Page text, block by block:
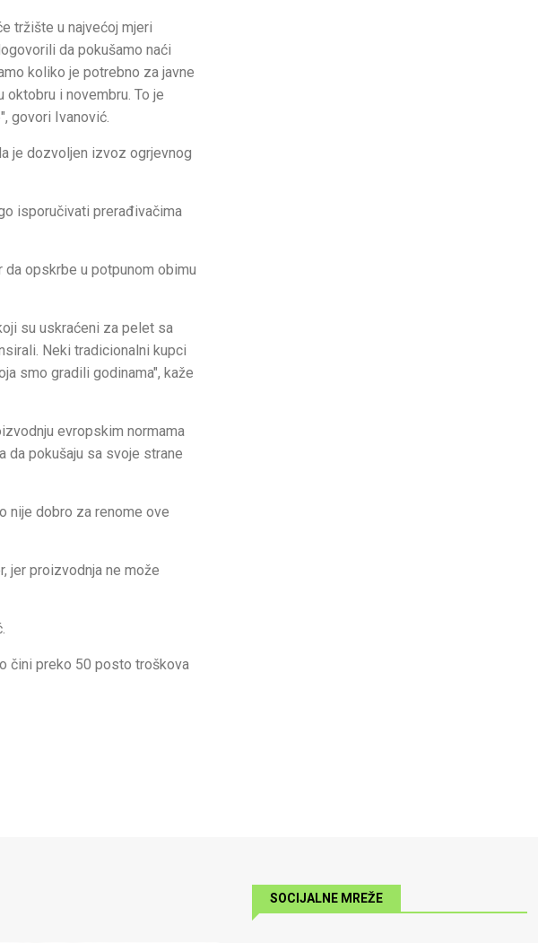
tržište u najvećoj mjeri
da pokušamo naći
koliko je potrebno za javne
oktobru i novembru. To je
govori Ivanović.
je dozvoljen izvoz ogrjevnog
isporučivati prerađivačima
opskrbe u potpunom obimu
su uskraćeni za pelet sa
Neki tradicionalni kupci
smo gradili godinama", kaže
evropskim normama
da pokušaju sa svoje strane
nije dobro za renome ove
jer proizvodnja ne može
čini preko 50 posto troškova
SOCIJALNE MREŽE